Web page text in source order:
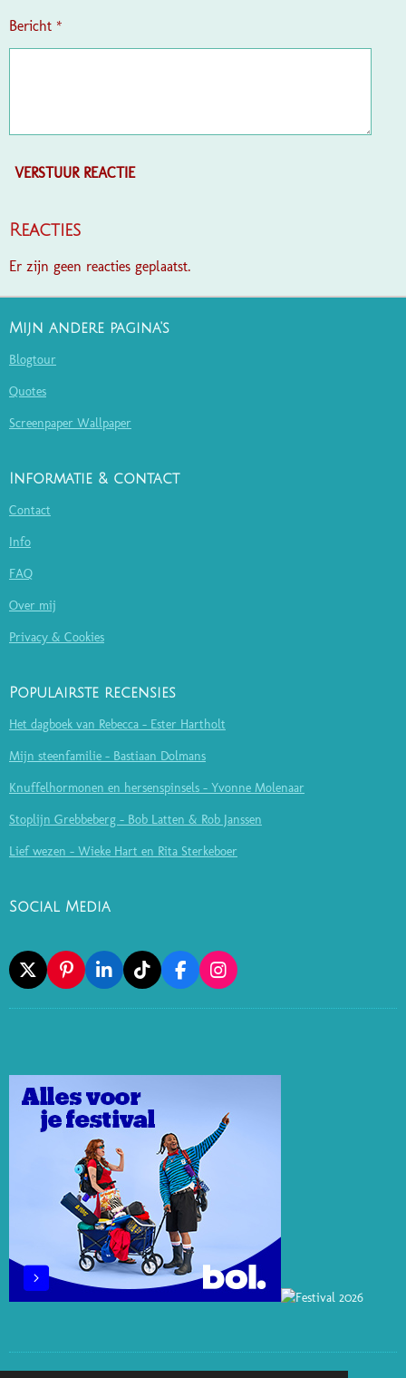
Bericht *
VERSTUUR REACTIE
Reacties
Er zijn geen reacties geplaatst.
Mijn andere pagina's
Blogtour
Quotes
Screenpaper Wallpaper
Informatie & contact
Contact
Info
FAQ
Over mij
Privacy & Cookies
Populairste recensies
Het dagboek van Rebecca - Ester Hartholt
Mijn steenfamilie - Bastiaan Dolmans
Knuffelhormonen en hersenspinsels - Yvonne Molenaar
Stoplijn Grebbeberg - Bob Latten & Rob Janssen
Lief wezen - Wieke Hart en Rita Sterkeboer
Social Media
X
P
I
N
E
S
T
L
I
N
I
N
T
I
K
F
A
C
O
I
N
S
R
M